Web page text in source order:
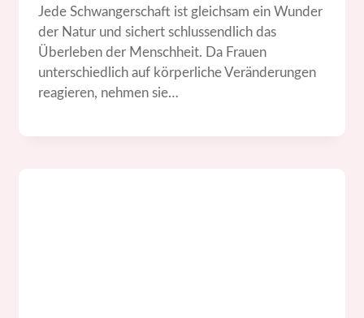
Jede Schwangerschaft ist gleichsam ein Wunder
der Natur und sichert schlussendlich das
Überleben der Menschheit. Da Frauen
unterschiedlich auf körperliche Veränderungen
reagieren, nehmen sie…